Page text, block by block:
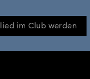
im Club werden